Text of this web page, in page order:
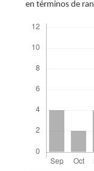
en términos de